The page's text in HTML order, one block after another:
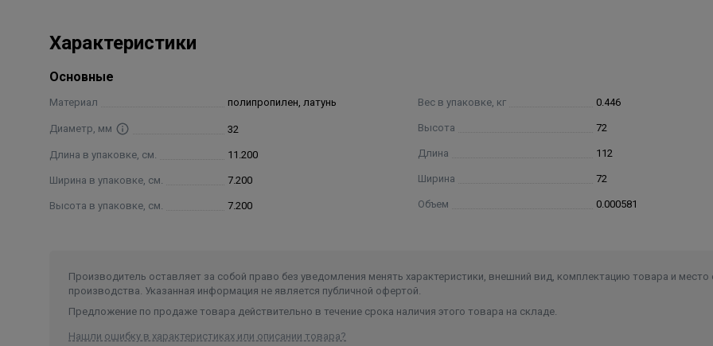
Характеристики
Основные
Материал полипропилен, латунь
Диаметр, мм 32
Длина в упаковке, см. 11.200
Ширина в упаковке, см. 7.200
Высота в упаковке, см. 7.200
Вес в упаковке, кг 0.446
Высота 72
Длина 112
Ширина 72
Объем 0.000581
Производитель оставляет за собой право без уведомления менять характеристики, внешний вид, комплектацию товара и место
производства. Указанная информация не является публичной офертой.
Предложение по продаже товара действительно в течение срока наличия этого товара на складе.
Нашли ошибку в характеристиках или описании товара?